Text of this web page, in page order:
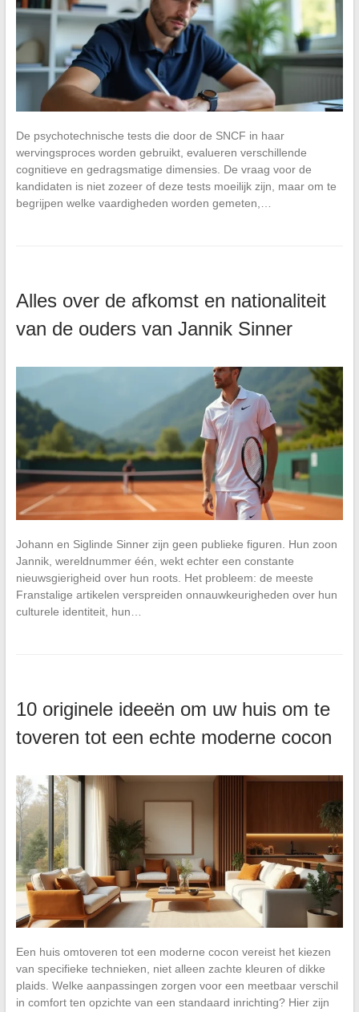
De psychotechnische tests die door de SNCF in haar
wervingsproces worden gebruikt, evalueren verschillende
cognitieve en gedragsmatige dimensies. De vraag voor de
kandidaten is niet zozeer of deze tests moeilijk zijn, maar om te
begrijpen welke vaardigheden worden gemeten,…
Alles over de afkomst en nationaliteit
van de ouders van Jannik Sinner
Johann en Siglinde Sinner zijn geen publieke figuren. Hun zoon
Jannik, wereldnummer één, wekt echter een constante
nieuwsgierigheid over hun roots. Het probleem: de meeste
Franstalige artikelen verspreiden onnauwkeurigheden over hun
culturele identiteit, hun…
10 originele ideeën om uw huis om te
toveren tot een echte moderne cocon
Een huis omtoveren tot een moderne cocon vereist het kiezen
van specifieke technieken, niet alleen zachte kleuren of dikke
plaids. Welke aanpassingen zorgen voor een meetbaar verschil
in comfort ten opzichte van een standaard inrichting? Hier zijn